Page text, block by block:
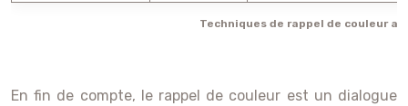
Techniques de rappel de couleur
En fin de compte, le rappel de couleur est un dialogue